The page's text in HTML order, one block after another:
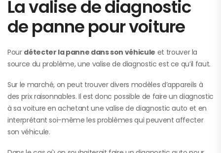
La valise de diagnostic
de panne pour voiture
Pour détecter la panne dans son véhicule et trouver la
source du problème, une valise de diagnostic est ce qu’il faut.
Sur le marché, on peut trouver divers modèles d’appareils à
des prix raisonnables. Il est donc possible de faire un diagnostic
à sa voiture en achetant une valise de diagnostic auto et en
interprétant soi-même les problèmes qui peuvent affecter
son véhicule.